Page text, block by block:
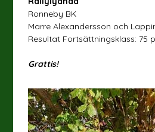
Ronneby BK
Marre Alexandersson och
Resultat Fortsättningsklass: 75 p
Grattis!